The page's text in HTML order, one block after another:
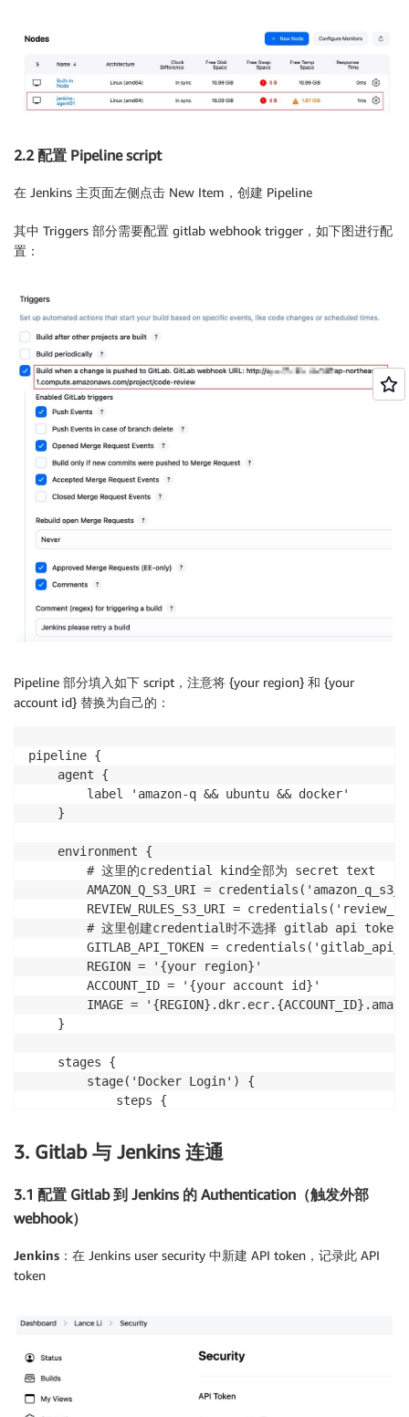
2.2 配置 Pipeline script
在 Jenkins 主页面左侧点击 New Item，创建 Pipeline
其中 Triggers 部分需要配置 gitlab webhook trigger，如下图进行配
置：
Pipeline 部分填入如下 script，注意将 {your region} 和 {your
account id} 替换为自己的：
pipeline {
    agent {
        label 'amazon-q && ubuntu && docker'
    }
    environment {
        # 这里的credential kind全部为 secret text
AMAZON_Q_S3_URI =
REVIEW_RULES_S3_URI =
# 这里创建credential时不选择 gitlab api token
GITLAB_API_TOKEN =
        REGION = '{your region}'
        ACCOUNT_ID = '{your account id}'
IMAGE =
    }
    stages {
        stage('Docker Login') {
            steps {
                sh 'env | sort'
            }
        stage('Review') {
                docker {
                    image "${IMAGE}"
            }
                    expression {
                        //opened, approved
3. Gitlab 与 Jenkins 连通
3.1 配置 Gitlab 到 Jenkins 的 Authentication（触发外部
webhook）
Jenkins： 在 Jenkins user security 中新建 API token，记录此 API
token